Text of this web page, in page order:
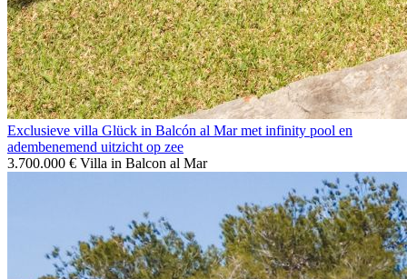
Exclusieve villa Glück in Balcón al Mar met infinity pool en
adembenemend uitzicht op zee
3.700.000 € Villa in Balcon al Mar